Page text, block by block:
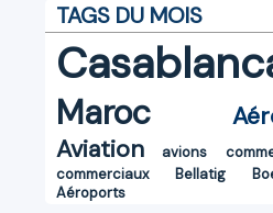
TAGS DU MOIS
Maroc
Aviation
avions
commerciaux
Bellatig
Aéroports